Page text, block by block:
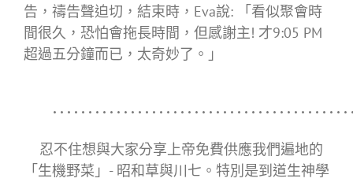
告，禱告聲迫切，結束時，Eva說: 「看似聚會時
間很久，恐怕會拖長時間，但感謝主! 才9:05 PM
超過五分鐘而已，太奇妙了。」
･･････････････････････････････････････････
忍不住想與大家分享上帝免費供應我們遍地的
「生機野菜」­- 昭和草與川七。特別是到道生神學